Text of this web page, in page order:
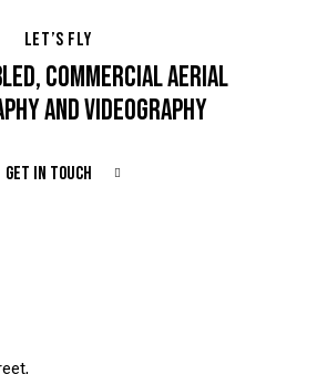
LET’S FLY
COMMERCIAL AERIAL
AND VIDEOGRAPHY
GET IN TOUCH